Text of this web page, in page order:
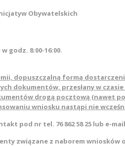
Obywatelskich
godz. 8:00-16:00.
dopuszczalną formą
dokumentów, przesłany w
drogą pocztową (nawet
wniosku nastąpi nie
pod nr tel. 76 862 58 25 lub e-
związane z naborem